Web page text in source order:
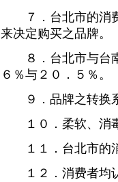
７．台北市的消费
来决定购买之品牌。
８．台北市与台南
６％与２０．５％。
９．品牌之转换系
１０．柔软、消毒
１１．台北市的消
１２．消费者均认